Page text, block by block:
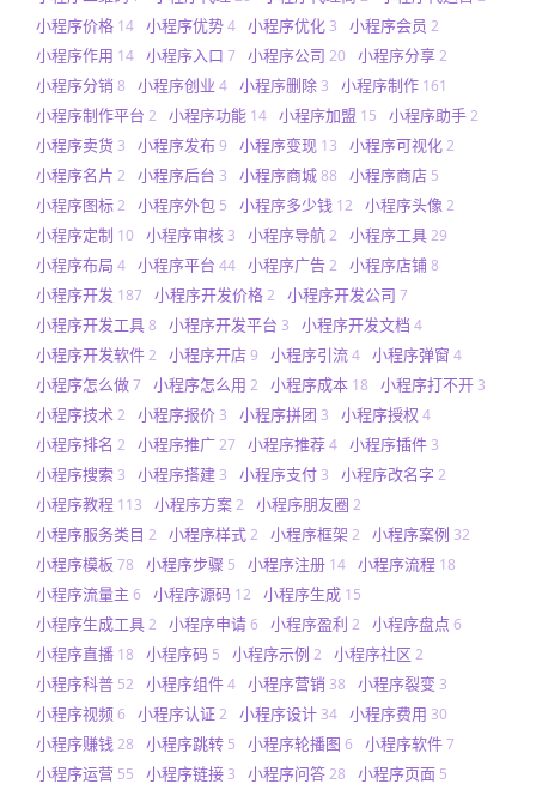
小程序价格 14 小程序优势4 小程序优化 3 小程序会员 2
小程序作用 14 小程序入口 7 小程序公司 20 小程序分享2
小程序分销 8 小程序创业 4 小程序删除 3 小程序制作 161
小程序制作平台 2 小程序功能 14 小程序加盟 15 小程序助手2
小程序卖货 3 小程序发布9 小程序变现 13 小程序可视化2
小程序名片 2 小程序后台 3 小程序商城88 小程序商店 5
小程序图标2 小程序外包 5 小程序多少钱 12 小程序头像 2
小程序定制 10 小程序审核 3 小程序导航2 小程序工具29
小程序布局 4 小程序平台 44 小程序广告2 小程序店铺8
小程序开发 187 小程序开发价格2 小程序开发公司 7
小程序开发工具8 小程序开发平台 3 小程序开发文档 4
小程序开发软件2 小程序开店9 小程序引流4 小程序弹窗 4
小程序怎么做7 小程序怎么用 2 小程序成本 18 小程序打不开 3
小程序技术 2 小程序报价 3 小程序拼团 3 小程序授权 4
小程序排名 2 小程序推广27 小程序推荐4 小程序插件 3
小程序搜索 3 小程序搭建 3 小程序支付 3 小程序改名字 2
小程序教程 113 小程序方案2 小程序朋友圈 2
小程序服务类目 2 小程序样式2 小程序框架 2 小程序案例 32
小程序模板 78 小程序步骤 5 小程序注册 14 小程序流程 18
小程序流量主 6 小程序源码 12 小程序生成 15
小程序生成工具2 小程序申请6 小程序盈利 2 小程序盘点 6
小程序直播 18 小程序码 5 小程序示例 2 小程序社区 2
小程序科普 52 小程序组件4 小程序营销 38 小程序裂变 3
小程序视频6 小程序认证2 小程序设计 34 小程序费用 30
小程序赚钱28 小程序跳转 5 小程序轮播图 6 小程序软件7
小程序运营 55 小程序链接 3 小程序问答28 小程序页面 5